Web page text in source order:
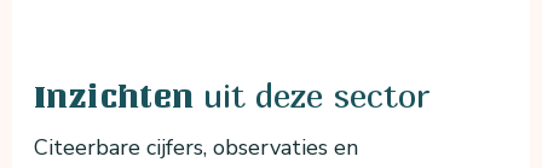
Inzichten uit deze sector
Citeerbare cijfers, observaties en